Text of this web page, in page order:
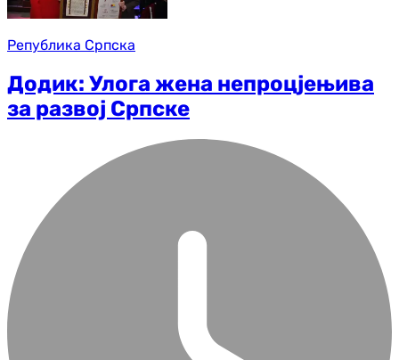
Република Српска
Додик: Улога жена непроцјењива
за развој Српске